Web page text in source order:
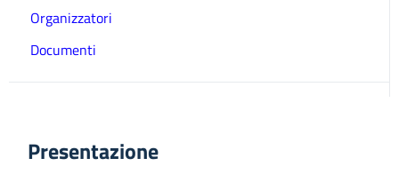
Organizzatori
Documenti
Presentazione